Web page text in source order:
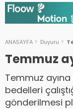
ANASAYFA Duyuru
Temmuz
Temmuz
bedelleri
gönderilmesi